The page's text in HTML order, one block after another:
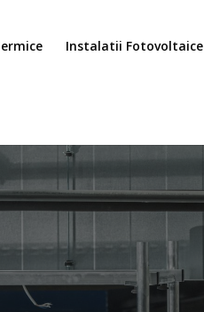
Instalatii Fotovoltaice